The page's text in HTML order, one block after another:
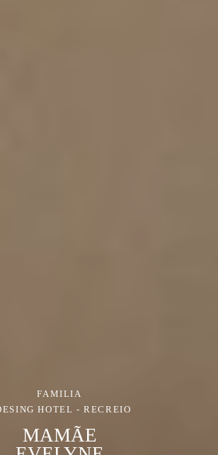
FAMILIA
HOTEL - RECREIO
MAMÃE